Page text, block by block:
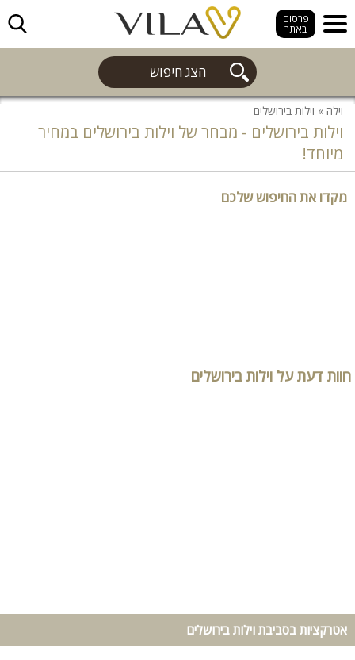
פרסום
באתר
הצג חיפוש
חפש
וילה » וילות בירושלים
וילות בירושלים - מבחר של וילות בירושלים במחיר
מיוחד!
מקדו את החיפוש שלכם
חוות דעת על וילות בירושלים
אטרקציות בסביבת וילות בירושלים